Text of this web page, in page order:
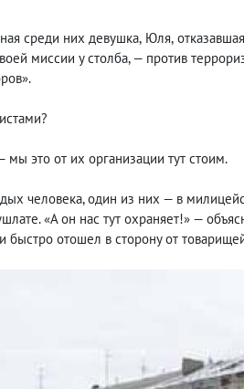
среди них девушка, Юля,
миссии у столба, — против
это от их организации тут стоим.
человека, один из них — в
«А он нас тут охраняет!» —
отошел в сторону от